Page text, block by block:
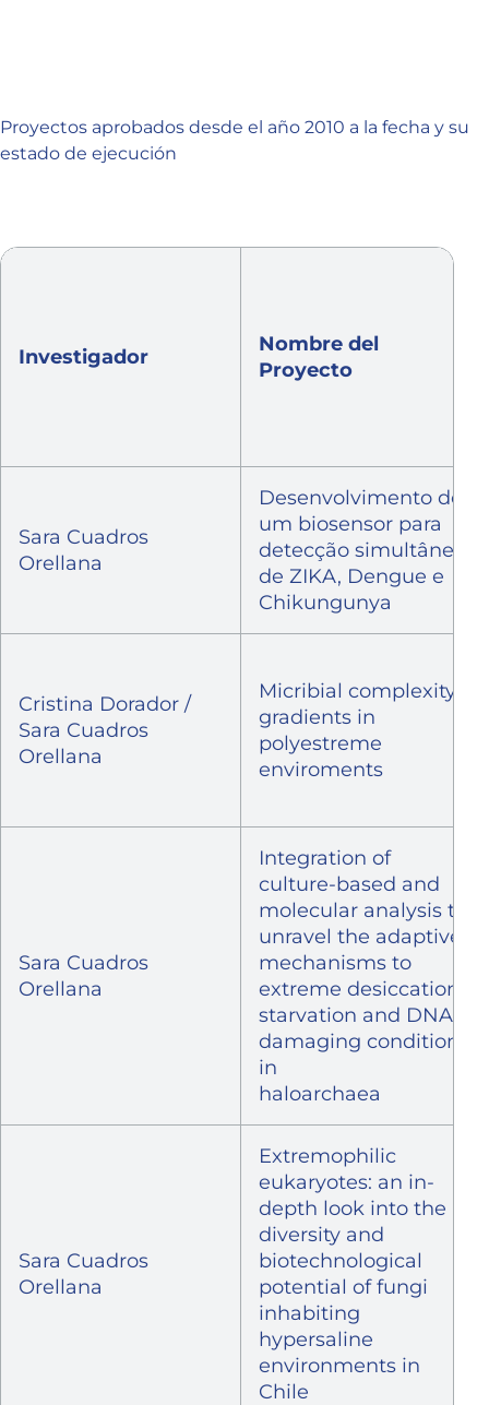
Proyectos aprobados desde el año 2010 a la fecha y su
estado de ejecución
Investigador
Nombre del
Proyecto
Sara Cuadros
Orellana
Desenvolvimento de
um biosensor para
detecção simultânea
de ZIKA, Dengue e
Chikungunya
Cristina Dorador /
Sara Cuadros
Orellana
Micribial complexity
gradients in
polyestreme
enviroments
Sara Cuadros
Orellana
Integration of
culture-based and
molecular analysis to
unravel the adaptive
mechanisms to
extreme desiccation,
starvation and DNA-
damaging conditions
in
haloarchaea
Sara Cuadros
Orellana
Extremophilic
eukaryotes: an in-
depth look into the
diversity and
biotechnological
potential of fungi
inhabiting
hypersaline
environments in
Chile